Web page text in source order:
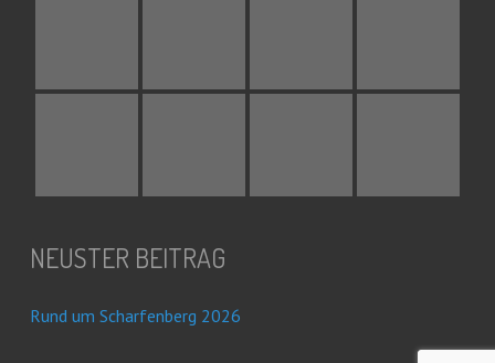
NEUSTER BEITRAG
Rund um Scharfenberg 2026